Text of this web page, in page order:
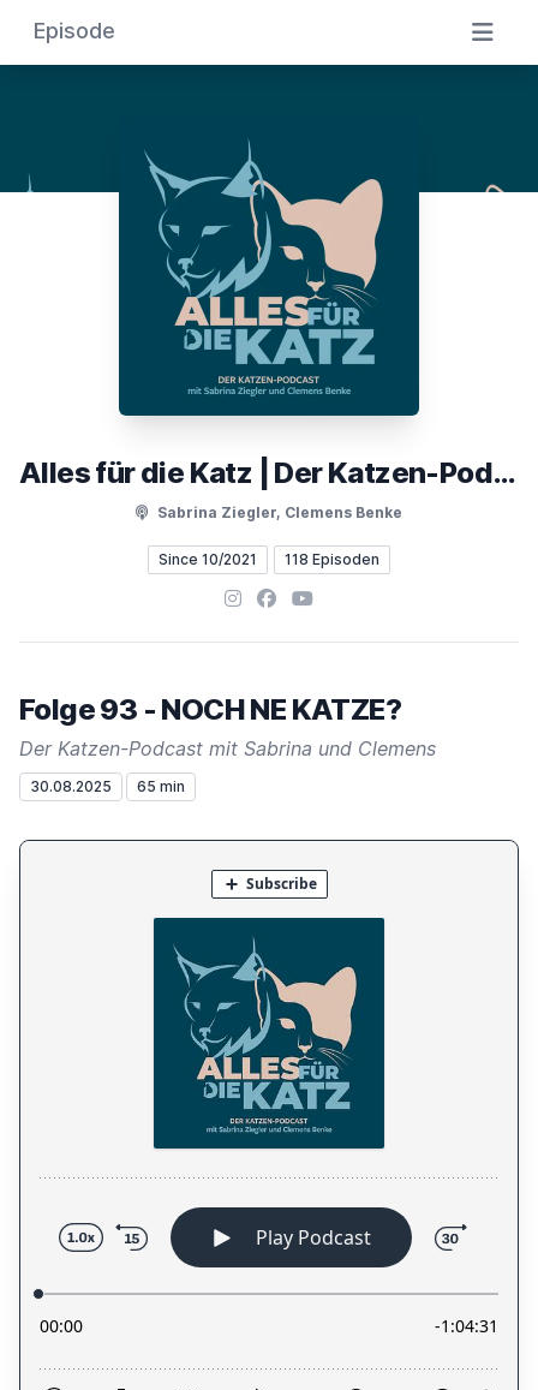
Episode
Alles für die Katz | Der Katzen-Podcast
Sabrina Ziegler, Clemens Benke
Since 10/2021 118 Episoden
Instagram
Facebook
YouTube
Folge 93 - NOCH NE KATZE?
Der Katzen-Podcast mit Sabrina und Clemens
30.08.2025 65 min